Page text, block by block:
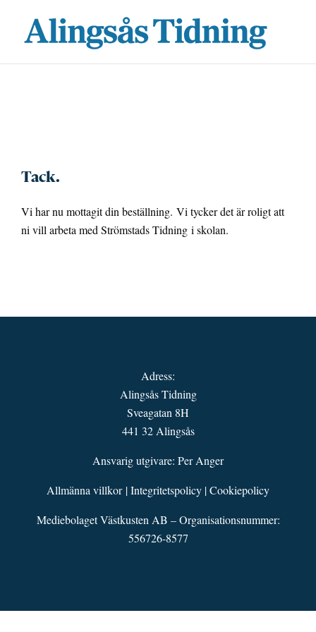
innehållet
Tack.
Vi har nu mottagit din beställning. Vi tycker det är roligt att
ni vill arbeta med Strömstads Tidning i skolan.
Adress:
Alingsås Tidning
Sveagatan 8H
441 32 Alingsås
Ansvarig utgivare: Per Anger
Allmänna villkor|Integritetspolicy |Cookiepolicy
Mediebolaget Västkusten AB – Organisationsnummer:
556726-8577